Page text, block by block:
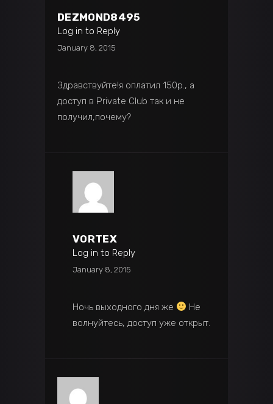
DEZMOND8495
Log in to Reply
January 8, 2015
Здравствуйте!я оплатил 150р., а
доступ в Private Club так и не
получил,почему?
VORTEX
Log in to Reply
January 8, 2015
Ночь выходного дня же
Не
волнуйтесь, доступ уже открыт.